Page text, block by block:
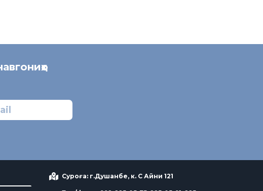
Суроға: г.Душанбе, к. С Айни 121